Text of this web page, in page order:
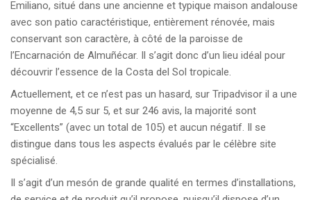
Emiliano, situé dans une ancienne et typique maison andalouse
avec son patio caractéristique, entièrement rénovée, mais
conservant son caractère, à côté de la paroisse de
l’Encarnación de Almuñécar. Il s’agit donc d’un lieu idéal pour
découvrir l’essence de la Costa del Sol tropicale.
Actuellement, et ce n’est pas un hasard, sur Tripadvisor il a une
moyenne de 4,5 sur 5, et sur 246 avis, la majorité sont
“Excellents” (avec un total de 105) et aucun négatif. Il se
distingue dans tous les aspects évalués par le célèbre site
spécialisé.
Il s’agit d’un mesón de grande qualité en termes d’installations,